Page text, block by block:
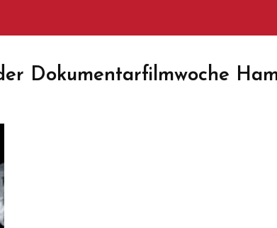
Dokumentarfilmwoche